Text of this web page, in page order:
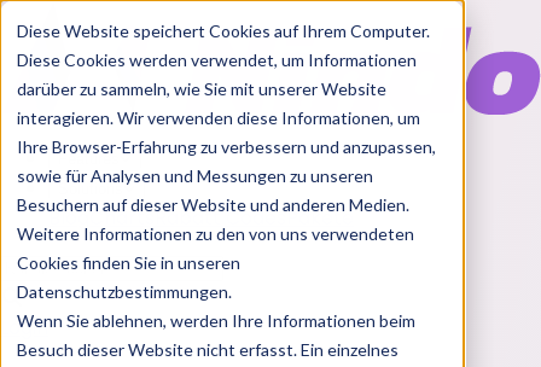
Diese Website speichert Cookies auf Ihrem Computer.
Diese Cookies werden verwendet, um Informationen
darüber zu sammeln, wie Sie mit unserer Website
interagieren. Wir verwenden diese Informationen, um
Ihre Browser-Erfahrung zu verbessern und anzupassen,
sowie für Analysen und Messungen zu unseren
Besuchern auf dieser Website und anderen Medien.
Weitere Informationen zu den von uns verwendeten
Cookies finden Sie in unseren
Datenschutzbestimmungen.
Wenn Sie ablehnen, werden Ihre Informationen beim
Besuch dieser Website nicht erfasst. Ein einzelnes
Features
Solutions
BlogChartsRabatt CodesPakete
Login